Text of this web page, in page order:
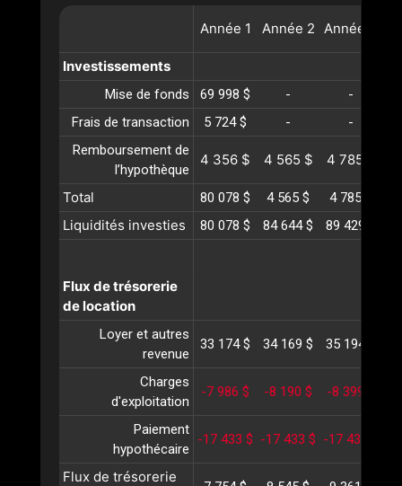
Année 1 Année 2 Année
Investissements
Mise de fonds 69 998 $ -
-
Frais de transaction
5 724 $ -
-
Remboursement de
l’hypothèque
4 356 $ 4 565 $ 4 785 $
Total 80 078 $ 4 565 $ 4 785 $
Liquidités investies 80 078 $ 84 644 $ 89 429 $
Flux de trésorerie
de location
Loyer et autres
revenue
33 174 $ 34 169 $ 35 194 $
Charges
d'exploitation
-7 986 $ -8 190 $ -8 399 $
Paiement
hypothécaire
-17 433 $ -17 433 $ -17 433 $
Flux de trésorerie